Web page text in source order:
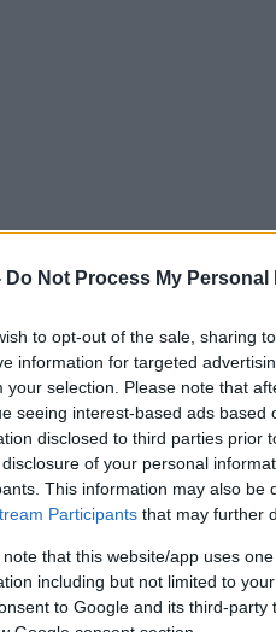
Do Not Process My Personal
to opt-out of the sale, sharing
information for targeted
your selection. Please note that
seeing interest-based ads
disclosed to third parties prior
of your personal
This information may also be
Participants that may further
note that this website/app uses
including but not limited to
to Google and its third-
Google consent section.